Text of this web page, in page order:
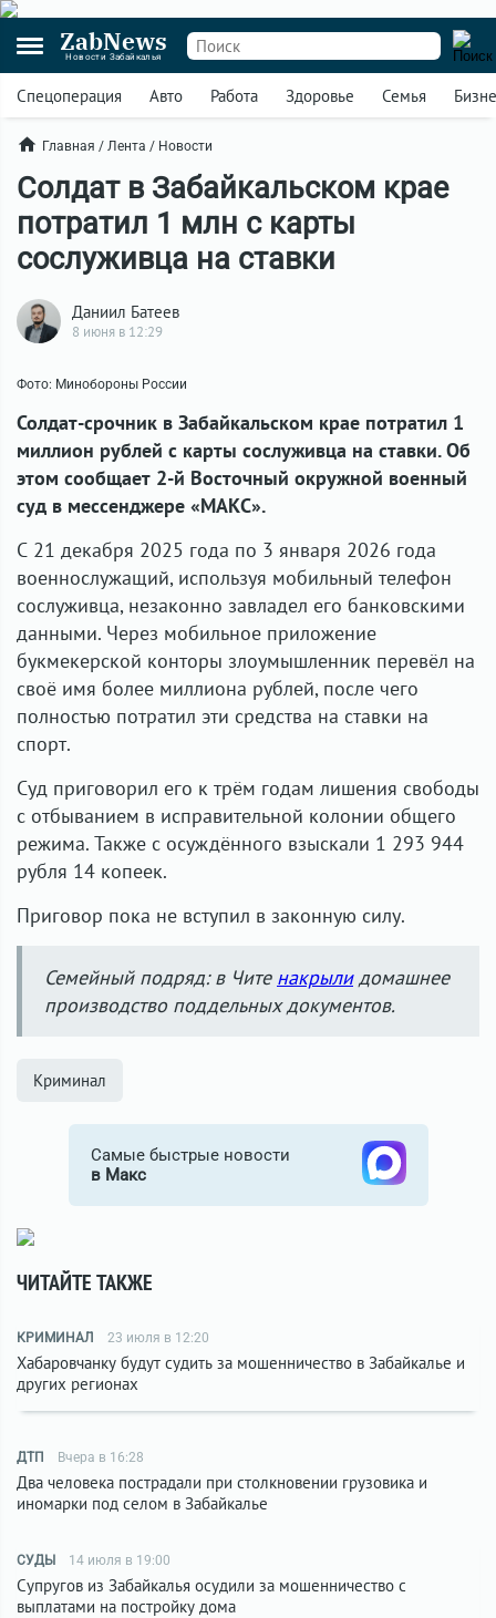
ZabNews
Новости Забайкалья
Спецоперация Авто Работа Здоровье Семья
Главная / Лента / Новости
Солдат в Забайкальском крае
потратил 1 млн с карты
сослуживца на ставки
Даниил Батеев
8 июня в 12:29
Фото: Минобороны России
Солдат-срочник в Забайкальском крае потратил 1
миллион рублей с карты сослуживца на ставки. Об
этом сообщает 2-й Восточный окружной военный
суд в мессенджере «МАКС».
С 21 декабря 2025 года по 3 января 2026 года
военнослужащий, используя мобильный телефон
сослуживца, незаконно завладел его банковскими
данными. Через мобильное приложение
букмекерской конторы злоумышленник перевёл на
своё имя более миллиона рублей, после чего
полностью потратил эти средства на ставки на
спорт.
Суд приговорил его к трём годам лишения свободы
с отбыванием в исправительной колонии общего
режима. Также с осуждённого взыскали 1 293 944
рубля 14 копеек.
Приговор пока не вступил в законную силу.
Семейный подряд: в Чите накрылидомашнее
производство поддельных документов.
Криминал
Самые быстрые новости
в Макс
ЧИТАЙТЕ ТАКЖЕ
КРИМИНАЛ 23 июля в 12:20
Хабаровчанку будут судить за мошенничество в Забайкалье и
других регионах
ДТП Вчера в 16:28
Два человека пострадали при столкновении грузовика и
иномарки под селом в Забайкалье
СУДЫ 14 июля в 19:00
Супругов из Забайкалья осудили за мошенничество с
выплатами на постройку дома